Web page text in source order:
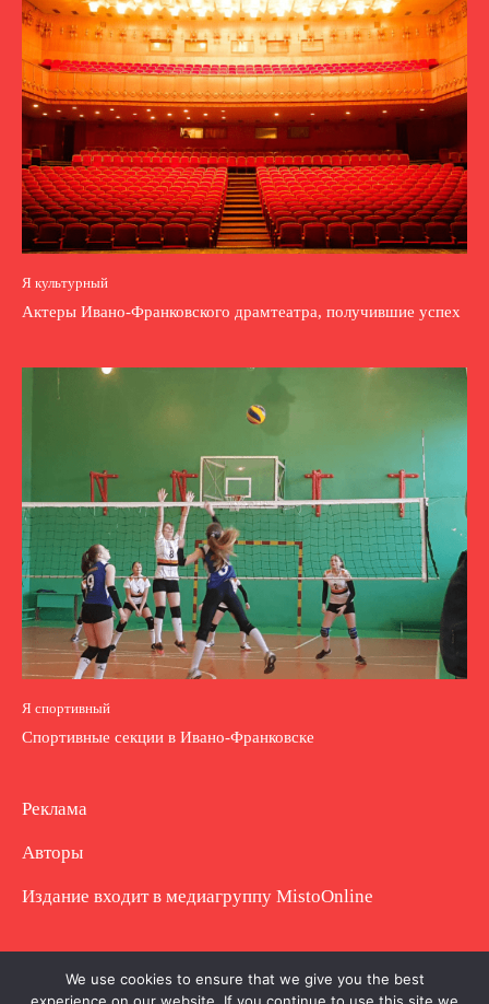
Я культурный
Актеры Ивано-Франковского драмтеатра, получившие успех
Я спортивный
Спортивные секции в Ивано-Франковске
Реклама
Авторы
Издание входит в медиагруппу MistoOnline
Copyright © Полное использование материала
We use cookies to ensure that we give you the best